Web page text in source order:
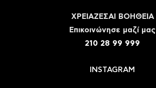
ΧΡΕΙΑΖΕΣΑΙ ΒΟΗΘΕΙΑ
Eπικοινώνησε μαζί μας
210 28 99 999
INSTAGRAM